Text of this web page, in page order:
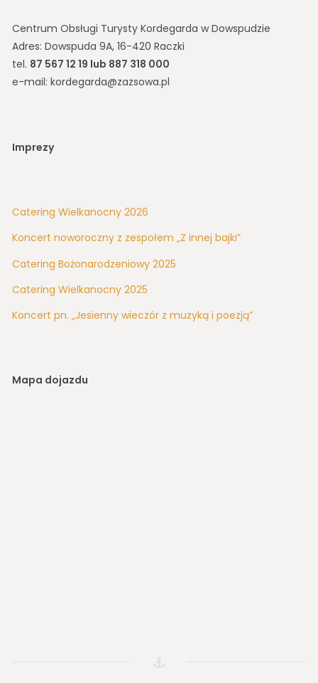
Centrum Obsługi Turysty Kordegarda w Dowspudzie
Adres: Dowspuda 9A, 16-420 Raczki
tel. 87 567 12 19 lub 887 318 000
e-mail: kordegarda@zazsowa.pl
Imprezy
Catering Wielkanocny 2026
Koncert noworoczny z zespołem „Z innej bajki”
Catering Bożonarodzeniowy 2025
Catering Wielkanocny 2025
Koncert pn. „Jesienny wieczór z muzyką i poezją”
Mapa dojazdu